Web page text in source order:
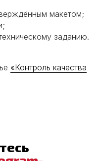
макетом;
заданию.
«Контроль качества